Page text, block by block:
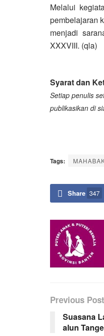
Melalui
pembelajaran
menjadi
XXXVIII. (qla)
Syarat dan
Setiap penulis
publikasikan di
Tags:
Share 347
Previous Post
Suasana
alun